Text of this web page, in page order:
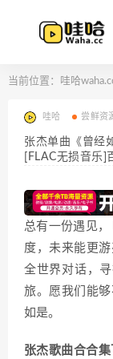
当前位置： 哇哈
哇哈 尝鲜资
张杰单曲《曾经
[FLAC无损音乐]
总有一份遇见
度，未来能更
全世界对话，
旅。愿我们能
如是。
张杰歌曲合合集